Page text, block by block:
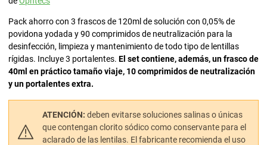
Pack ahorro con 3 frascos de 120ml de solución con 0,05% de
povidona yodada y 90 comprimidos de neutralización para la
desinfección, limpieza y mantenimiento de todo tipo de lentillas
rígidas. Incluye 3 portalentes. El set contiene, además, un frasco de
40ml en práctico tamaño viaje, 10 comprimidos de neutralización
y un portalentes extra.
ATENCIÓN: deben evitarse soluciones salinas o únicas
que contengan clorito sódico como conservante para el
aclarado de las lentilas. El fabricante recomienda el uso